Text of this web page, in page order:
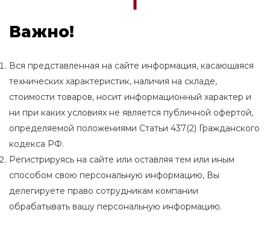
Важно!
Вся представленная на сайте информация, касающаяся
технических характеристик, наличия на складе,
стоимости товаров, носит информационный характер и
ни при каких условиях не является публичной офертой,
определяемой положениями Статьи 437(2) Гражданского
кодекса РФ.
Регистрируясь на сайте или оставляя тем или иным
способом свою персональную информацию, Вы
делегируете право сотрудникам компании
обрабатывать вашу персональную информацию.